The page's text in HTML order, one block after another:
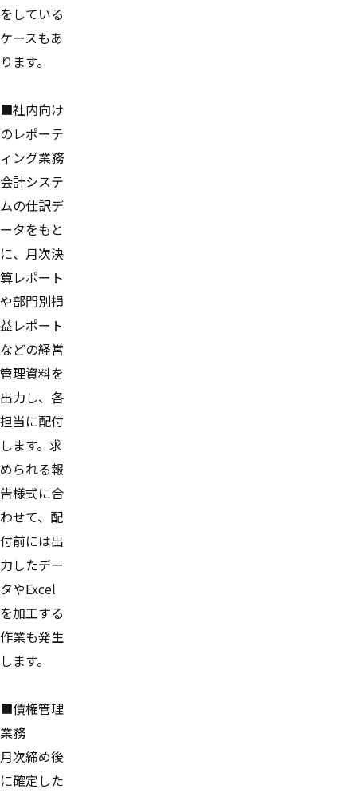
をしている
ケースもあ
ります。
■社内向け
のレポーテ
ィング業務
会計システ
ムの仕訳デ
ータをもと
に、月次決
算レポート
や部門別損
益レポート
などの経営
管理資料を
出力し、各
担当に配付
します。求
められる報
告様式に合
わせて、配
付前には出
力したデー
タやExcel
を加工する
作業も発生
します。
■債権管理
業務
月次締め後
に確定した